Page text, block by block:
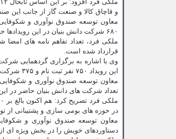
و قاچاق كالا و صنعت گاز از جانب این
۶۸۰ شركت دانش بنیان در این رویدادها حضور داشتند، ضمن آن كه دو هزار نشست مذاكرات تجاری سازی برگزار شده است.
قرارداد شده است.
این رویداد ۷۵۰ نفر ثبت نام و ۳۷۵ شركت برای حضور در این رویداد اعلام آمادگی كرده اند. از این تعداد ۲۲۸ شركت، دانش بنیان هستند.
معاون توسعه صندوق نوآوری و شكوفایی
تعداد شركت های دانش بنیان حاضر در این
در حوزه های بومی سازی و پشتیبانی از
دستاوردهای خویش را در بخش ویژه ای